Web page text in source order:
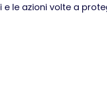
e le azioni volte a